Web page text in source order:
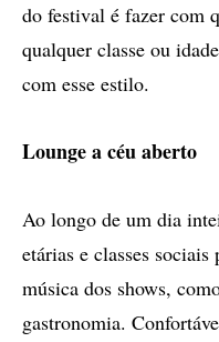
do festival é fazer com
qualquer classe ou
com esse estilo.
Lounge a céu aberto
Ao longo de um dia
etárias e classes
música dos shows,
gastronomia.